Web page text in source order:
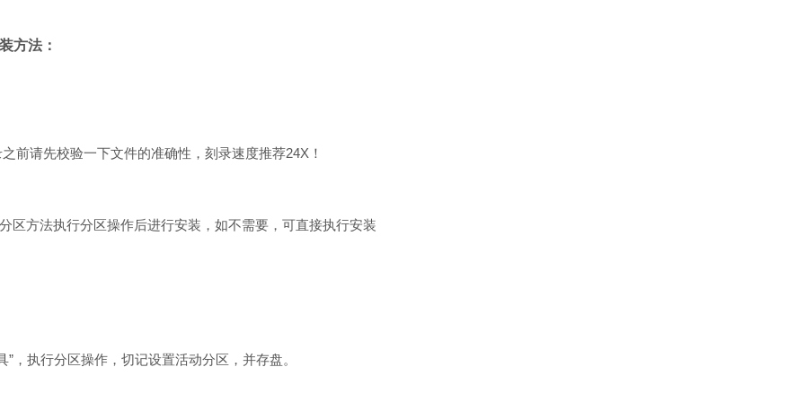
方法：
前请先校验一下文件的准确性，刻录速度推荐24X！
区方法执行分区操作后进行安装，如不需要，可直接执行安装
，执行分区操作，切记设置活动分区，并存盘。